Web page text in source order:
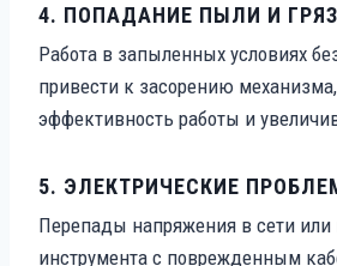
4. ПОПАДАНИЕ ПЫЛИ И
Работа в запыленных условиях
привести к засорению
эффективность работы и
5. ЭЛЕКТРИЧЕСКИЕ
Перепады напряжения в сети или
инструмента с поврежденным